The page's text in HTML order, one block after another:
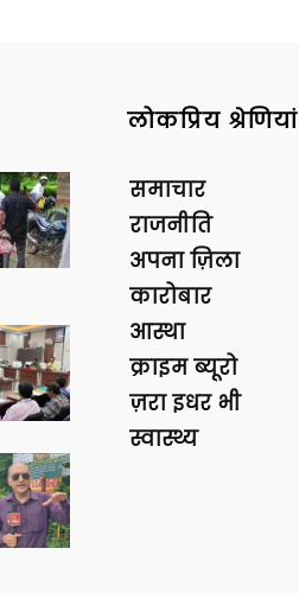
लोकप्रिय श्रेणियां
समाचार
राजनीति
अपना ज़िला
कारोबार
आस्था
क्राइम ब्यूरो
ज़रा इधर भी
स्वास्थ्य